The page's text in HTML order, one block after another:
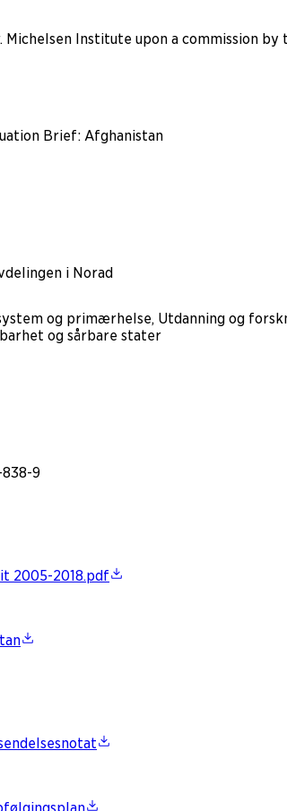
Institute upon a commission
Brief: Afghanistan
i Norad
og primærhelse, Utdanning og
og sårbare stater
9
2005-2018.pdf